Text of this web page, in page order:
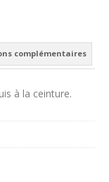
complémentaires
à la ceinture.